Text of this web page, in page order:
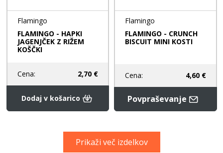
Flamingo
FLAMINGO - HAPKI
JAGENJČEK Z RIŽEM
KOŠČKI
Cena: 2,70 €
Dodaj v košarico
Flamingo
FLAMINGO - CRUNCH
BISCUIT MINI KOSTI
Cena: 4,60 €
Povpraševanje
Prikaži več izdelkov